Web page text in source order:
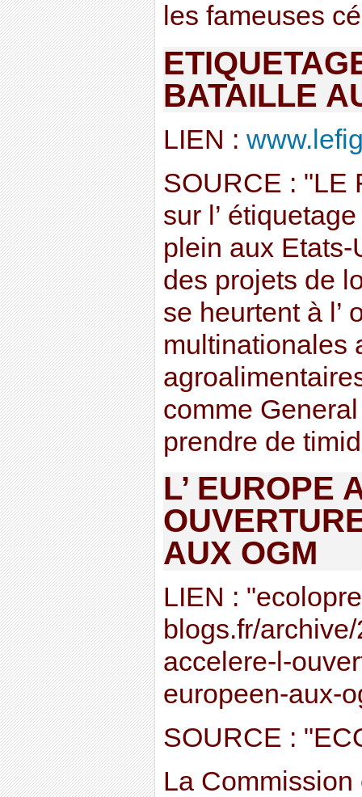
les fameuses
BATAILLE
LIEN :
SOURCE : "LE
sur l’
plein aux Etats-
des projets de
se heurtent à l’
multinationales
comme
prendre de
L’ EUROPE
AUX OGM
LIEN :
blogs.fr/
accelere-l-
europeen-aux-
SOURCE :
La